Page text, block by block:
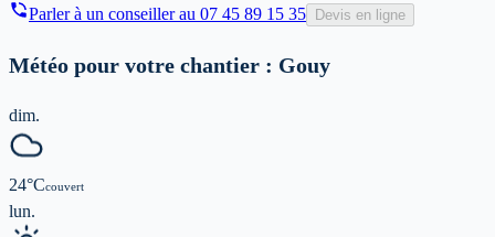
Parler à un conseiller au 07 45 89 15 35 Devis en ligne
Météo pour votre chantier : Gouy
dim.
24°Ccouvert
lun.